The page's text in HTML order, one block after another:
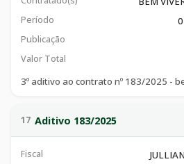
Período
Publicação
Valor Total
3º aditivo ao contrato nº 183/2025 -
17 Aditivo 183/2025
Fiscal